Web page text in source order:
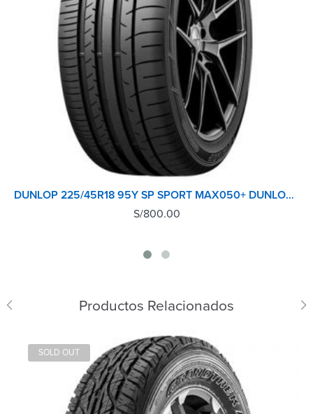
DUNLOP 225/45R18 95Y SP SPORT MAX050+ DUNLOP TL
S/800.00
Productos Relacionados
SOLD OUT